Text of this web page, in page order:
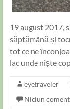
19 august 2017,
săptămână și
tot ce ne
lac unde niște
eyetraveler
Niciun